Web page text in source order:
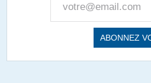
diploma could expect to make.» The
La traduction de Crises est juste,
dessus), on parle d’un «high school